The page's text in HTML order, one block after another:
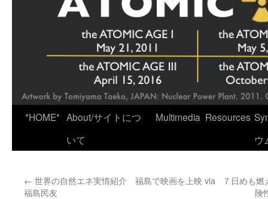
*HOME* About/サイトにつ
いて
Multimedia Resources
ウ
← 世界の自然エネ実情紹介 福島で映画を上映 via
福島民友
７日めも
険